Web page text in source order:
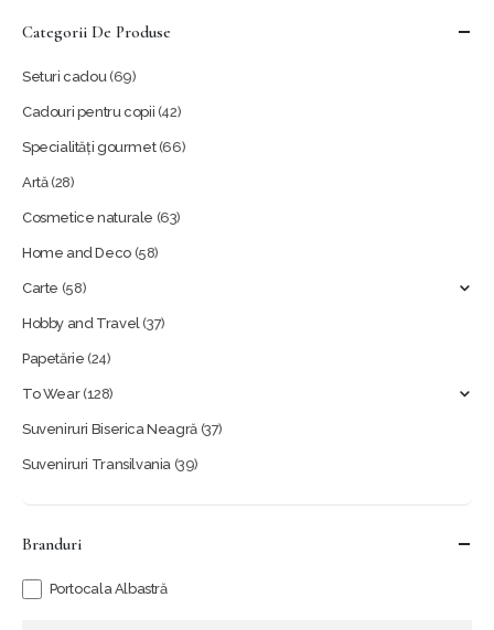
Categorii De Produse
Seturi cadou (69)
Cadouri pentru copii (42)
Specialități gourmet(66)
Artă(28)
Cosmetice naturale (63)
Home and Deco (58)
Carte (58)
Hobby and Travel (37)
Papetărie (24)
To Wear(128)
Suveniruri Biserica Neagră (37)
Suveniruri Transilvania (39)
Branduri
Portocala Albastră